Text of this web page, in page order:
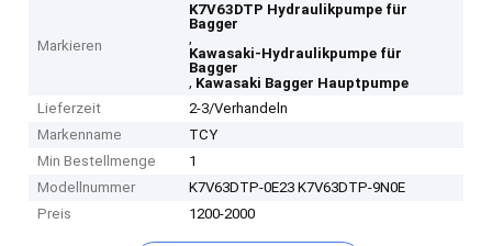
Markieren
K7V63DTP Hydraulikpumpe für
Bagger
,
Kawasaki-Hydraulikpumpe für
Bagger
, Kawasaki Bagger Hauptpumpe
Lieferzeit
2-3/Verhandeln
Markenname
TCY
Min Bestellmenge
1
Modellnummer
K7V63DTP-0E23 K7V63DTP-9N0E
Preis
1200-2000